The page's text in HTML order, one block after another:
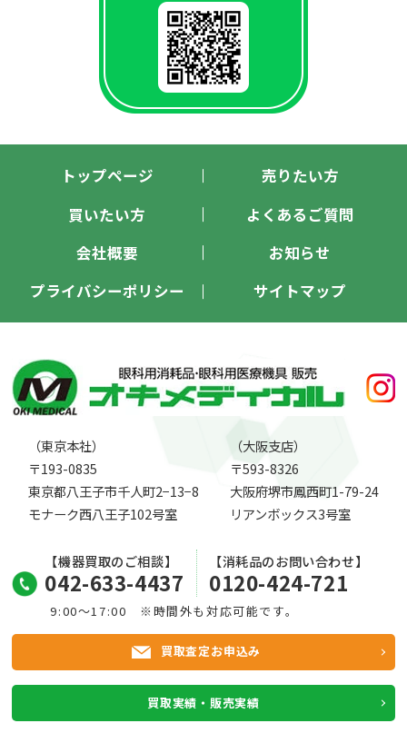
トップページ
売りたい方
買いたい方
よくあるご質問
会社概要
お知らせ
プライバシーポリシー
サイトマップ
（東京本社）
〒193-0835
東京都八王子市千人町2−13−8
モナーク西八王子102号室
（大阪支店）
〒593-8326
大阪府堺市鳳西町1-79-24
リアンボックス3号室
【機器買取のご相談】
042-633-4437
【消耗品のお問い合わせ】
0120-424-721
9:00～17:00 ※時間外も対応可能です。
買取査定お申込み
買取実績・販売実績